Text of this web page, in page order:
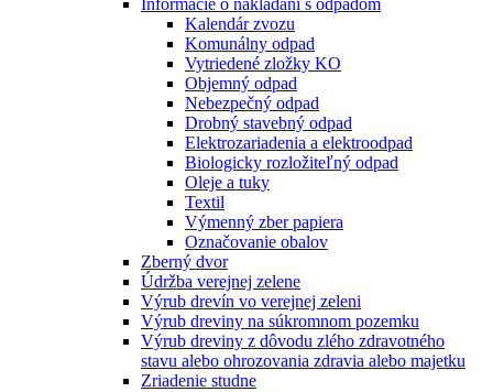
Informácie o nakladaní s odpadom
Kalendár zvozu
Komunálny odpad
Vytriedené zložky KO
Objemný odpad
Nebezpečný odpad
Drobný stavebný odpad
Elektrozariadenia a elektroodpad
Biologicky rozložiteľný odpad
Oleje a tuky
Textil
Výmenný zber papiera
Označovanie obalov
Zberný dvor
Údržba verejnej zelene
Výrub drevín vo verejnej zeleni
Výrub dreviny na súkromnom pozemku
Výrub dreviny z dôvodu zlého zdravotného
stavu alebo ohrozovania zdravia alebo majetku
Zriadenie studne